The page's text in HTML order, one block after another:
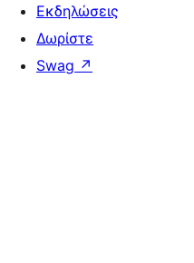
Εκδηλώσεις
Δωρίστε
Swag ↗